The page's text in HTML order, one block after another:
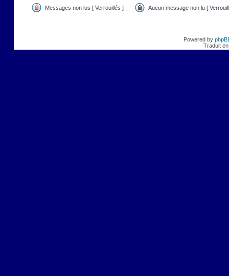
Messages non lus [ Verrouillés ] Aucun message non lu [
Powered by
Traduit